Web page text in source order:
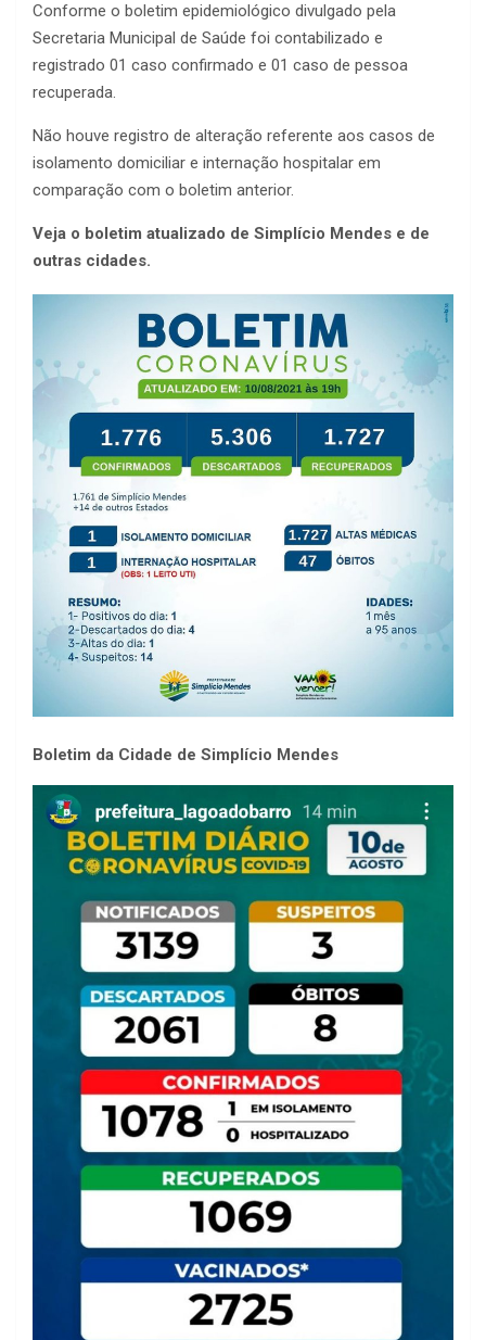
Conforme o boletim epidemiológico divulgado pela
Secretaria Municipal de Saúde foi contabilizado e
registrado 01 caso confirmado e 01 caso de pessoa
recuperada.
Não houve registro de alteração referente aos casos de
isolamento domiciliar e internação hospitalar em
comparação com o boletim anterior.
Veja o boletim atualizado de Simplício Mendes e de
outras cidades.
Boletim da Cidade de Simplício Mendes